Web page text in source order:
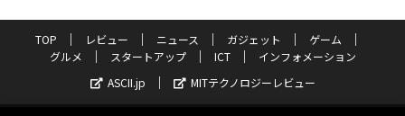
TOP レビュー ニュース ガジェット
ゲーム
グルメ
スタートアップ ICT
インフォメーション
ASCII.jp
MITテクノロジーレビュー